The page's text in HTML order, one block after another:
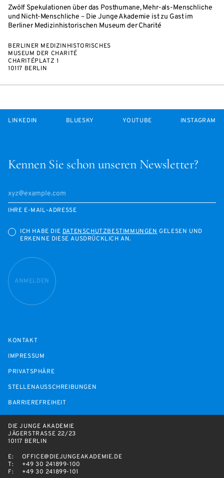
Zwölf Spekulationen über das Posthumane, Mehr-als-Menschliche
und Nicht-Menschliche – Die Junge Akademie ist zu Gast im
Berliner Medizinhistorischen Museum der Charité
BERLINER MEDIZINHISTORISCHES
MUSEUM DER CHARITÉ
CHARITÉPLATZ 1
10117 BERLIN
Kennen Sie schon unseren Newsletter?
IHRE E-MAIL-ADRESSE
ICH HABE DIEDATENSCHUTZBESTIMMUNGENGELESEN UND
ERKENNE DIESE AUSDRÜCKLICH AN.
ANMELDEN
LINKEDIN BLUESKY YOUTUBE INSTAGRAM
KONTAKT
IMPRESSUM
PRIVATSPHÄRE
STELLENAUSSCHREIBUNGEN
BARRIEREFREIHEIT
DIE JUNGE AKADEMIE
JÄGERSTRASSE 22/23
10117 BERLIN
E:
OFFICE@DIEJUNGEAKADEMIE.DE
T:
+49 30 241899-100
F:
+49 30 241899-101